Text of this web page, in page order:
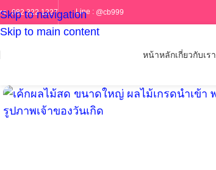
Skip to navigation
Skip to main content
ร : 082 322 1227 Line : @cb999
หน้าหลักเกี่ยวกับเรา